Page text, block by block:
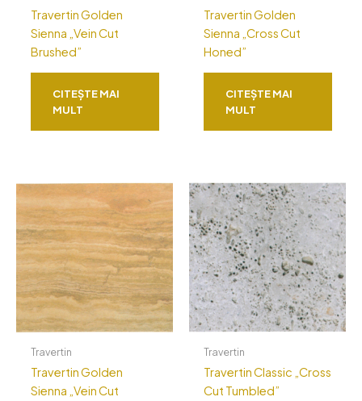
Travertin Golden
Sienna „Vein Cut
Brushed”
CITEȘTE MAI
MULT
Travertin Golden
Sienna „Cross Cut
Honed”
CITEȘTE MAI
MULT
Travertin
Travertin Golden
Sienna „Vein Cut
Travertin
Travertin Classic „Cross
Cut Tumbled”